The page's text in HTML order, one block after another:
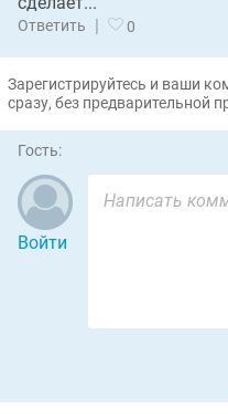
Ответить 0
Зарегистрируйтесь и ваши
сразу, без предварительной
Гость:
Войти